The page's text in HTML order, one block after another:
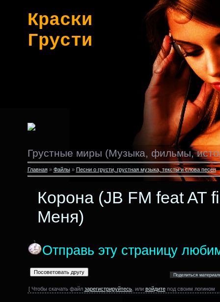
Краски
Грусти
Грустные миры (Музыка, фильмы,
Главная» Файлы» Песни о грусти, грустная музыка, тексты и слова песен
Корона (JB FM feat AT
Меня)
Отправь эту страницу
[ Чтобы скачать файл зарегистрируйтесь, или войдитепод своим логином